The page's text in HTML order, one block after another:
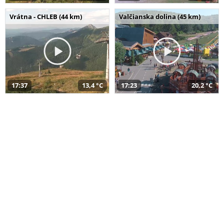
Vrátna - CHLEB (44 km)
17:37 13,4 °C
Valčianska dolina (45 km)
17:23 20,2 °C